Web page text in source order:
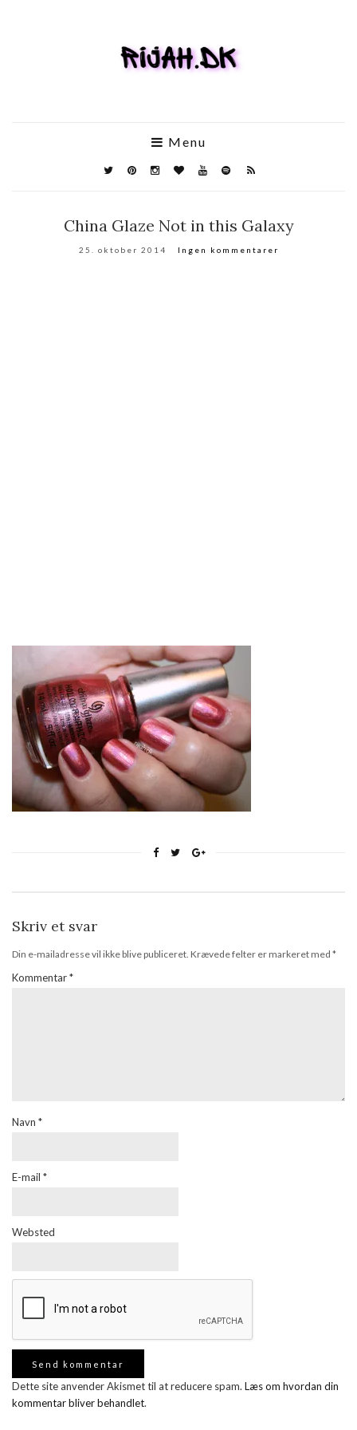
Menu
China Glaze Not in this Galaxy
25. oktober 2014 Ingen kommentarer
Skriv et svar
Din e-mailadresse vil ikke blive publiceret. Krævede felter er markeret med *
Kommentar*
Navn *
E-mail *
Websted
Dette site anvender Akismet til at reducere spam. Læs om hvordan din
kommentar bliver behandlet.